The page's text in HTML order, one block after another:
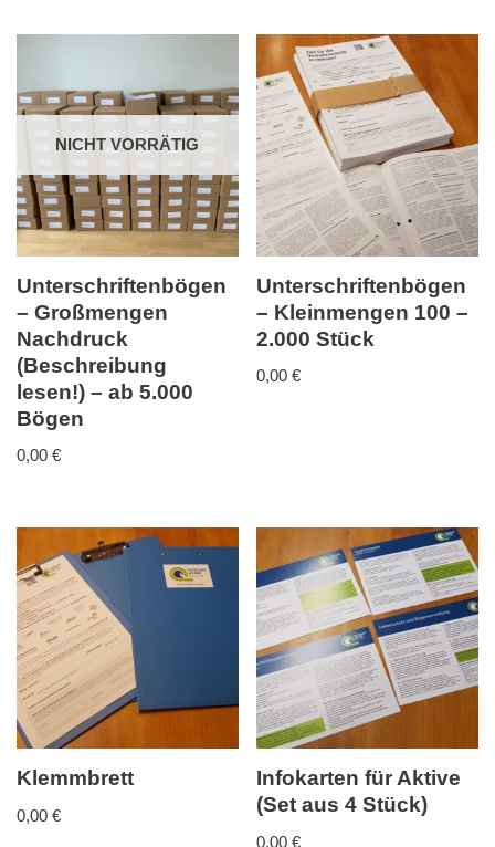
NICHT VORRÄTIG
Unterschriftenbögen
– Großmengen
Nachdruck
(Beschreibung
lesen!) – ab 5.000
Bögen
0,00 €
Unterschriftenbögen
– Kleinmengen 100 –
2.000 Stück
0,00€
Klemmbrett
0,00 €
Infokarten für Aktive
(Set aus 4 Stück)
0,00€